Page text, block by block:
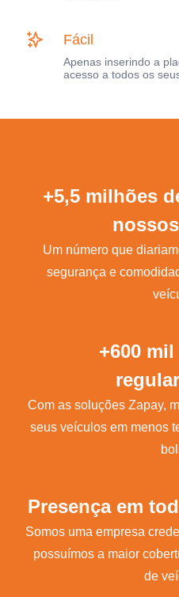
Fácil
Apenas inserindo a
acesso a todos os
+5,5 milhões
Um número que
segurança e
+600
Com as soluções Zapay,
seus veículos em menos
Presença em
Somos uma empresa
possuímos a maior
de